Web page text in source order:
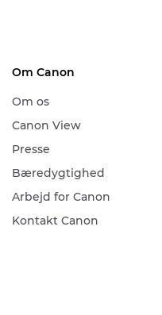
Om Canon
Om os
Canon View
Presse
Bæredygtighed
Arbejd for Canon
Kontakt Canon